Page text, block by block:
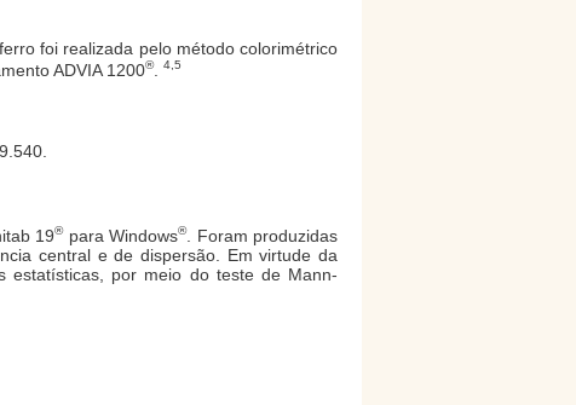
foi realizada pelo método colorimétrico
ADVIA 1200®. 4,5
19®para Windows®. Foram produzidas
central e de dispersão. Em virtude da
estatísticas, por meio do teste de Mann-